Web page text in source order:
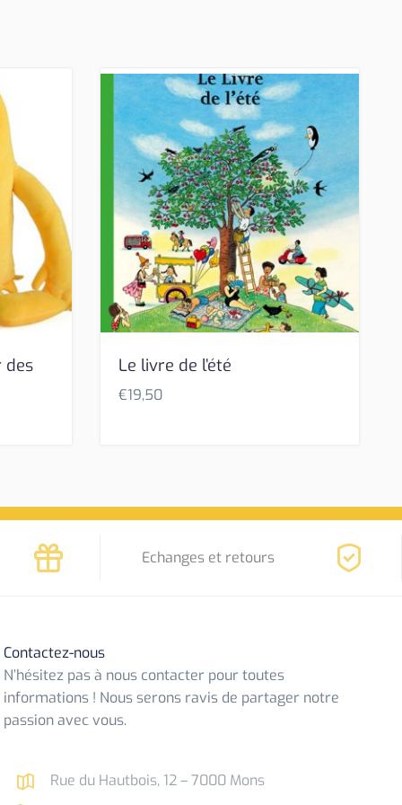
des Le livre de l’été
€19,50
Echanges et retours
Contactez-nous
N’hésitez pas à nous contacter pour toutes
informations ! Nous serons ravis de partager notre
passion avec vous.
Rue du Hautbois, 12 – 7000 Mons